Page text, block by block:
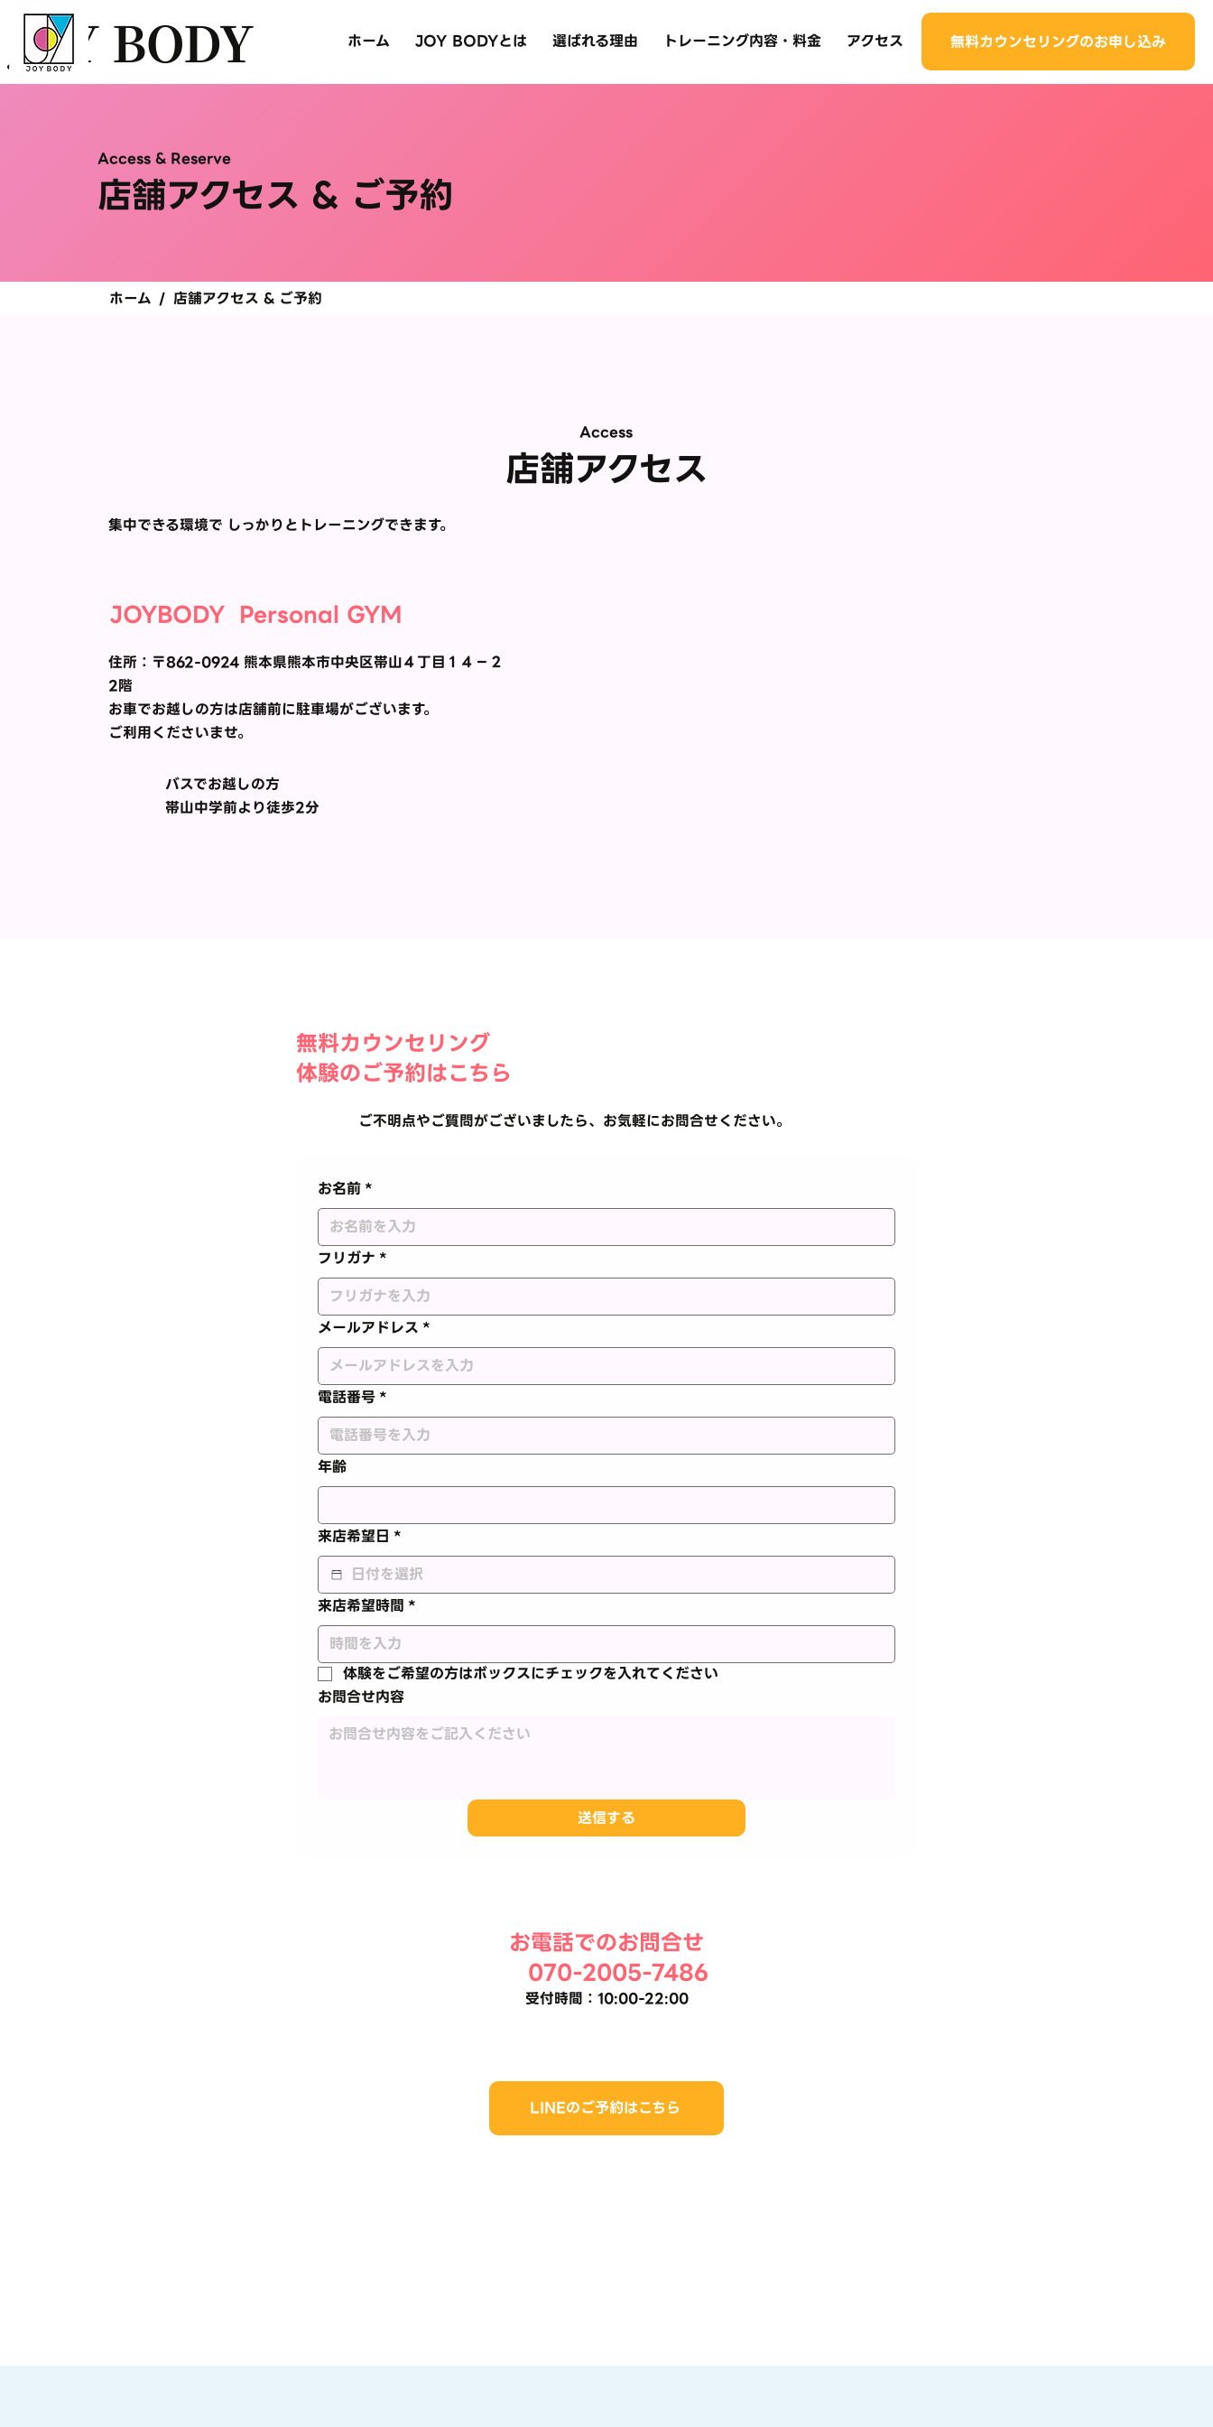
ホーム JOY BODYとは 選ばれる理由 トレーニング内容・料金 アクセス 無料カウンセリングのお申し込み
JOY BODY
Access & Reserve
店舗アクセス & ご予約
ホーム / 店舗アクセス & ご予約
Access
店舗アクセス
集中できる環境で しっかりとトレーニングできます。
JOYBODY Personal GYM
住所：​〒862-0924 熊本県熊本市中央区帯山４丁目１４−２
2階
お車でお越しの方は店舗前に駐車場がございます。
ご利用くださいませ。
バスでお越しの方
帯山中学前より徒歩2分
​無料カウンセリング​
体験のご予約はこちら
ご不明点やご質問がございましたら、お気軽にお問合せください。
お名前 *
フリガナ *
メールアドレス *
電話番号 *
年齢
来店希望日 *
来店希望時間 *
体験をご希望の方はボックスにチェックを入れてください
お問合せ内容
送信する
お電話でのお問合せ
070-2005-7486
受付時間：10:00-22:00
LINEのご予約はこちら